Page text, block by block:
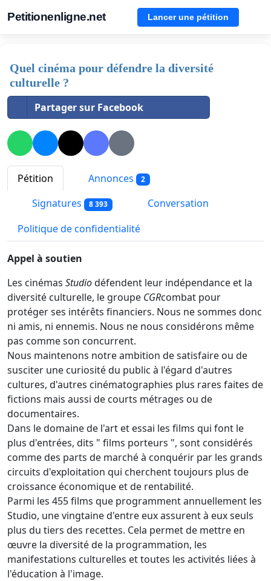
Petitionenligne.net Lancer une pétition
Quel cinéma pour défendre la diversité
culturelle ?
Partager sur Facebook
Pétition Annonces 2
Signatures 8 393
Conversation
Politique de confidentialité
Appel à soutien
Les cinémas Studiodéfendent leur indépendance et la
diversité culturelle, le groupe CGRcombat pour
protéger ses intérêts financiers. Nous ne sommes donc
ni amis, ni ennemis. Nous ne nous considérons même
pas comme son concurrent.
Nous maintenons notre ambition de satisfaire ou de
susciter une curiosité du public à l'égard d'autres
cultures, d'autres cinématographies plus rares faites de
fictions mais aussi de courts métrages ou de
documentaires.
Dans le domaine de l'art et essai les films qui font le
plus d'entrées, dits " films porteurs ", sont considérés
comme des parts de marché à conquérir par les grands
circuits d'exploitation qui cherchent toujours plus de
croissance économique et de rentabilité.
Parmi les 455 films que programment annuellement les
Studio, une vingtaine d'entre eux assurent à eux seuls
plus du tiers des recettes. Cela permet de mettre en
œuvre la diversité de la programmation, les
manifestations culturelles et toutes les activités liées à
l'éducation à l'image.